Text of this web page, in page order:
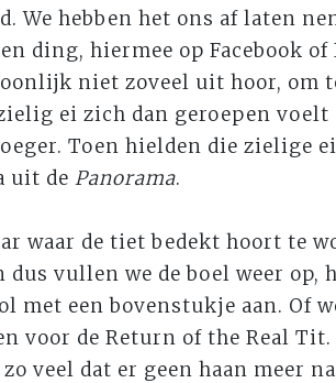
We hebben het ons af laten
ding, hiermee op Facebook
niet zoveel uit hoor, om
ei zich dan geroepen voelt
Toen hielden die zielige
uit de Panorama.
waar de tiet bedekt hoort te
vullen we de boel weer op,
met een bovenstukje aan. Of
voor de Return of the Real Tit.
veel dat er geen haan meer